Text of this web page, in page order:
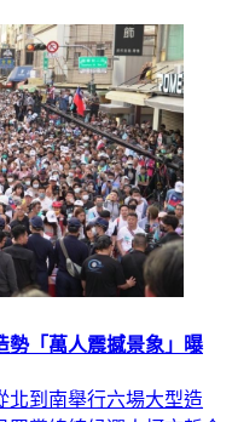
「萬人震撼景象」曝
北到南舉行六場大型造